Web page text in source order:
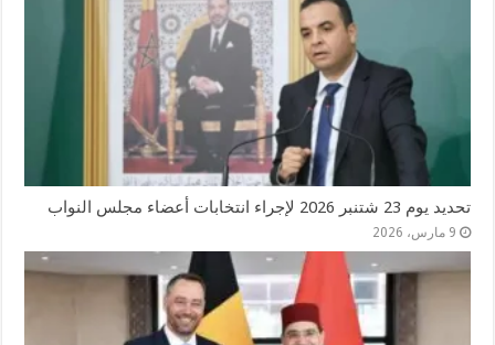
تحديد يوم 23 شتنبر 2026 لإجراء انتخابات أعضاء مجلس النواب
9 مارس، 2026